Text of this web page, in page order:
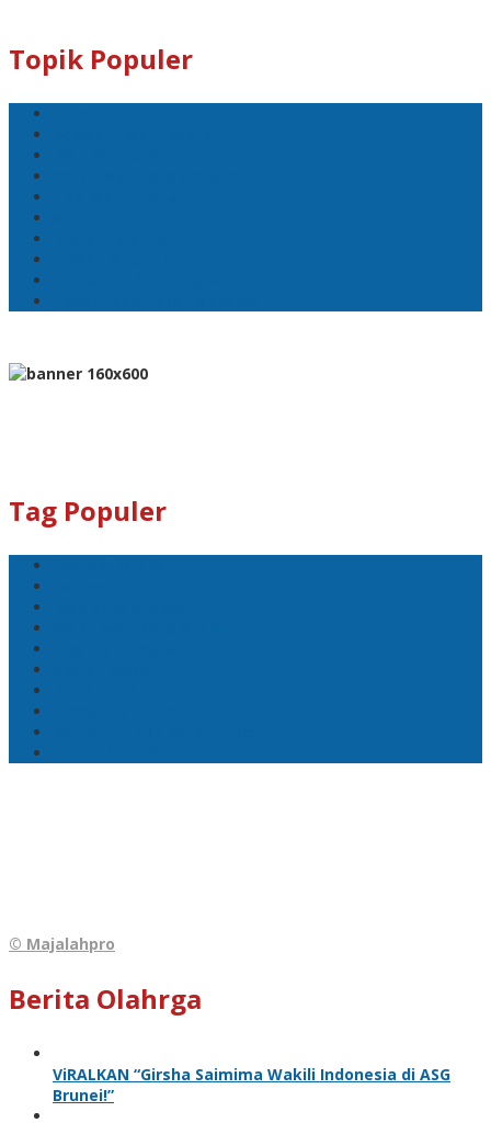
Topik Populer
Tag Populer
© Majalahpro
Berita Olahrga
ViRALKAN “Girsha Saimima Wakili Indonesia di ASG
Brunei!”